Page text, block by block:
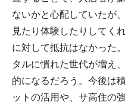
ないかと心配していたが
見たり体験したりしてく
に対して抵抗はなかった
タルに慣れた世代が増え
的になるだろう。今後は
ットの活用や、サ高住の